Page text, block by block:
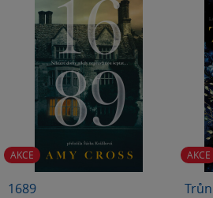
AKCE
1689
AKCE